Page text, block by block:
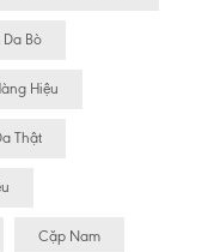
Bò
Hiệu
Thật
Cặp Nam